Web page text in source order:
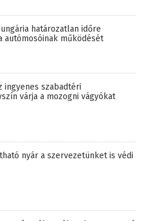
határozatlan időre
működését
ingyenes szabadtéri
várja a mozogni vágyókat
nyár a szervezetünket is védi